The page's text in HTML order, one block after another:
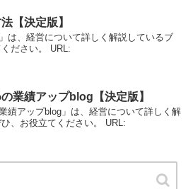
【決定版】
は、経営について詳しく解説しているブ
ください。 URL:
業績アップblog【決定版】
績アップblog」は、経営について詳しく解
、お役立てください。 URL:
使いこなす会【決定版】
いこなす会」は、経営について詳しく解